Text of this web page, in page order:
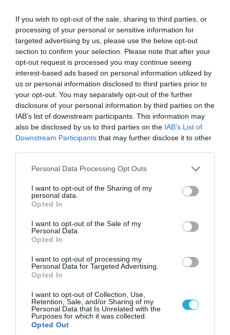
If you wish to opt-out of the sale, sharing to third parties, or
processing of your personal or sensitive information for
targeted advertising by us, please use the below opt-out
section to confirm your selection. Please note that after your
opt-out request is processed you may continue seeing
interest-based ads based on personal information utilized by
us or personal information disclosed to third parties prior to
your opt-out. You may separately opt-out of the further
disclosure of your personal information by third parties on the
IAB’s list of downstream participants. This information may
also be disclosed by us to third parties on the IAB’s List of
Downstream Participants that may further disclose it to other
Please note that this website/app uses one or more Google
not limited to your visit or usage behaviour. You may click to
grant or deny consent to Google and its third-party tags to
use your data for below specified purposes in below Google
consent section.
Personal Data Processing Opt Outs
I want to opt-out of the Sharing of my
personal data.
Opted In
I want to opt-out of the Sale of my
Personal Data.
Opted In
I want to opt-out of processing my
Personal Data for Targeted Advertising.
Opted In
I want to opt-out of Collection, Use,
Retention, Sale, and/or Sharing of my
Personal Data that Is Unrelated with the
Purposes for which it was collected.
Opted Out
Ο ΣΥΝΤΑΚΤΗΣ
PAGENEWS EDITOR
Δημοσιογράφος με εμπειρία στη σύνταξη και
έμφαση στη ροή της καθημερινής επικαιρότητας
και την άμεση κάλυψη των σημαντικότερων
και γενικού ενδιαφέροντος θέματα,
διασφαλίζοντας την έγκυρη και έγκαιρη
ενημέρωση του κοινού. Απόφοιτος Τμήματος